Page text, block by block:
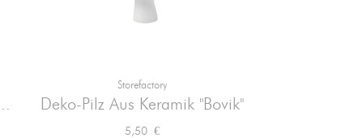
Storefactory
Deko-Pilz Aus Keramik "Bovik"
Preis
5,50 €
Vorschau